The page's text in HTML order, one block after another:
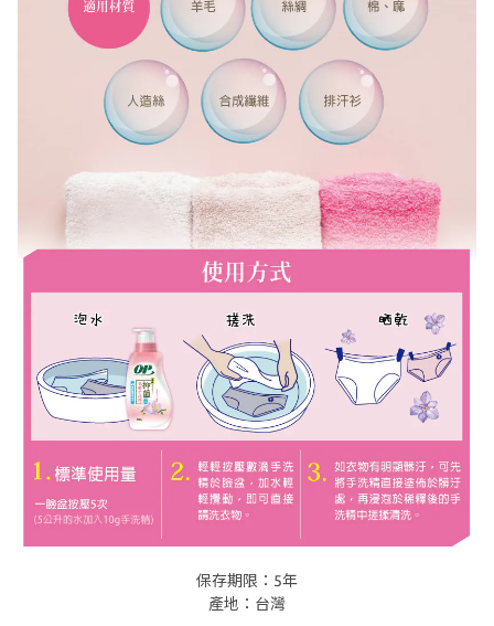
保存期限：5年
產地：台灣